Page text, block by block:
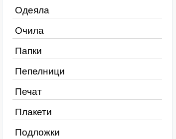
Одеяла
Очила
Папки
Пепелници
Печат
Плакети
Подложки